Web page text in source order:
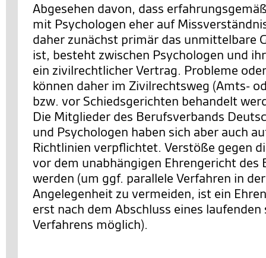
Abgesehen davon, dass
mit Psychologen eher auf
daher zunächst primär das unmittelbare
ist, besteht zwischen Psychologen und
ein zivilrechtlicher Vertrag. Probleme
können daher im Zivilrechtsweg (Amts-
bzw. vor Schiedsgerichten behandelt
Die Mitglieder des Berufsverbands
und Psychologen haben sich aber auch
Richtlinien verpflichtet. Verstöße gegen
vor dem unabhängigen Ehrengericht des
werden (um ggf. parallele Verfahren in
Angelegenheit zu vermeiden, ist ein
erst nach dem Abschluss eines
Verfahrens möglich).